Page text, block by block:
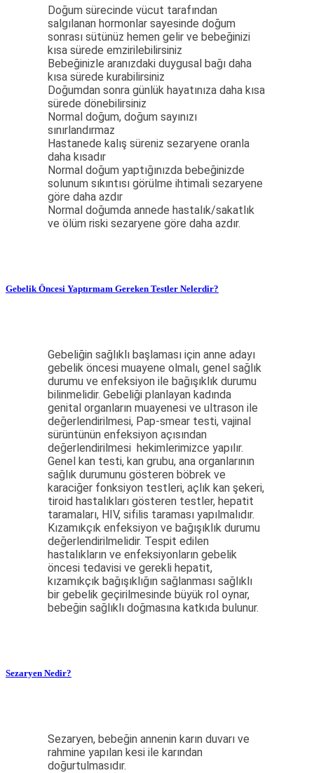
Doğum sürecinde vücut tarafından
salgılanan hormonlar sayesinde doğum
sonrası sütünüz hemen gelir ve bebeğinizi
kısa sürede emzirilebilirsiniz
Bebeğinizle aranızdaki duygusal bağı daha
kısa sürede kurabilirsiniz
Doğumdan sonra günlük hayatınıza daha kısa
sürede dönebilirsiniz
Normal doğum, doğum sayınızı
sınırlandırmaz
Hastanede kalış süreniz sezaryene oranla
daha kısadır
Normal doğum yaptığınızda bebeğinizde
solunum sıkıntısı görülme ihtimali sezaryene
göre daha azdır
Normal doğumda annede hastalık/sakatlık
ve ölüm riski sezaryene göre daha azdır.
Gebelik Öncesi Yaptırmam Gereken Testler Nelerdir?
Gebeliğin sağlıklı başlaması için anne adayı
gebelik öncesi muayene olmalı, genel sağlık
durumu ve enfeksiyon ile bağışıklık durumu
bilinmelidir. Gebeliği planlayan kadında
genital organların muayenesi ve ultrason ile
değerlendirilmesi, Pap-smear testi, vajinal
sürüntünün enfeksiyon açısından
değerlendirilmesi hekimlerimizce yapılır.
Genel kan testi, kan grubu, ana organlarının
sağlık durumunu gösteren böbrek ve
karaciğer fonksiyon testleri, açlık kan şekeri,
tiroid hastalıkları gösteren testler, hepatit
taramaları, HIV, sifilis taraması yapılmalıdır.
Kızamıkçık enfeksiyon ve bağışıklık durumu
değerlendirilmelidir. Tespit edilen
hastalıkların ve enfeksiyonların gebelik
öncesi tedavisi ve gerekli hepatit,
kızamıkçık bağışıklığın sağlanması sağlıklı
bir gebelik geçirilmesinde büyük rol oynar,
bebeğin sağlıklı doğmasına katkıda bulunur.
Sezaryen Nedir?
Sezaryen, bebeğin annenin karın duvarı ve
rahmine yapılan kesi ile karından
doğurtulmasıdır.